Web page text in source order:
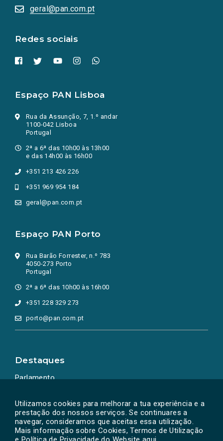
Utilizamos cookies para melhorar a tua experiência e a
prestação dos nossos serviços. Se continuares a
navegar, consideramos que aceitas essa utilização.
Mais informação sobre Cookies, Termos de Utilização
geral@pan.com.pt
Redes sociais
numa
nova
Espaço PAN Lisboa
Rua da Assunção, 7, 1.º andar
1100-042 Lisboa
Portugal
2ª a 6ª das 10h00 às 13h00
e das 14h00 às 16h00
+351 213 426 226
+351 969 954 184
geral@pan.com.pt
Espaço PAN Porto
Rua Barão Forrester, n.º 783
4050-273 Porto
Portugal
2ª a 6ª das 10h00 às 16h00
+351 228 329 273
porto@pan.com.pt
Destaques
Parlamento